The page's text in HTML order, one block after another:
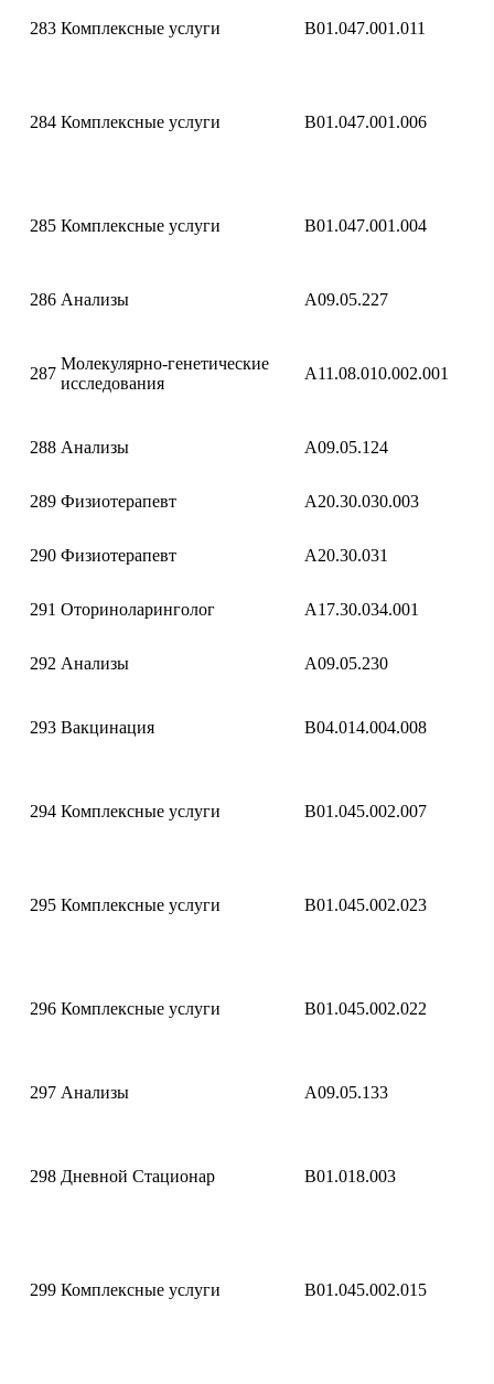
283 Комплексные услуги B01.047.001.011
284 Комплексные услуги B01.047.001.006
285 Комплексные услуги B01.047.001.004
286 Анализы A09.05.227
287
Молекулярно-генетические
исследования
A11.08.010.002.001
288 Анализы A09.05.124
289 Физиотерапевт A20.30.030.003
290 Физиотерапевт A20.30.031
291 Оториноларинголог A17.30.034.001
292 Анализы A09.05.230
293 Вакцинация B04.014.004.008
294 Комплексные услуги B01.045.002.007
295 Комплексные услуги B01.045.002.023
296 Комплексные услуги B01.045.002.022
297 Анализы A09.05.133
298 Дневной Стационар B01.018.003
299 Комплексные услуги B01.045.002.015